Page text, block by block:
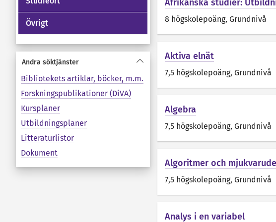
Övrigt
Andra söktjänster
Bibliotekets artiklar, böcker, m.m.
Forskningspublikationer (DiVA)
Kursplaner
Utbildningsplaner
Litteraturlistor
Dokument
Afrikanska studier:
8 högskolepoäng, Grundnivå
Aktiva elnät
7,5 högskolepoäng, Grundnivå
Algebra
7,5 högskolepoäng, Grundnivå
Algoritmer och
7,5 högskolepoäng, Grundnivå
Analys i en variabel